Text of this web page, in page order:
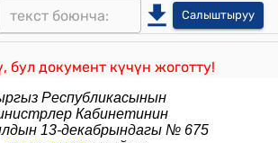
Салыштыруу
бул документ күчүн жоготту!